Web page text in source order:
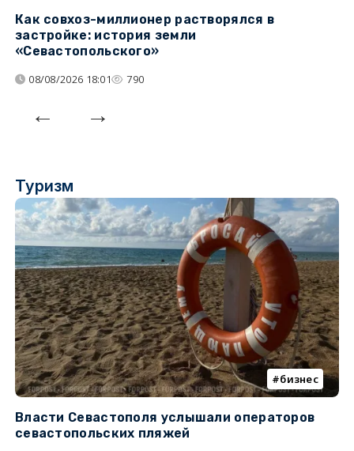
Как совхоз-миллионер растворялся в
застройке: история земли
«Севастопольского»
08/08/2026 18:01 790
Туризм
бизнес
Власти Севастополя услышали операторов
севастопольских пляжей